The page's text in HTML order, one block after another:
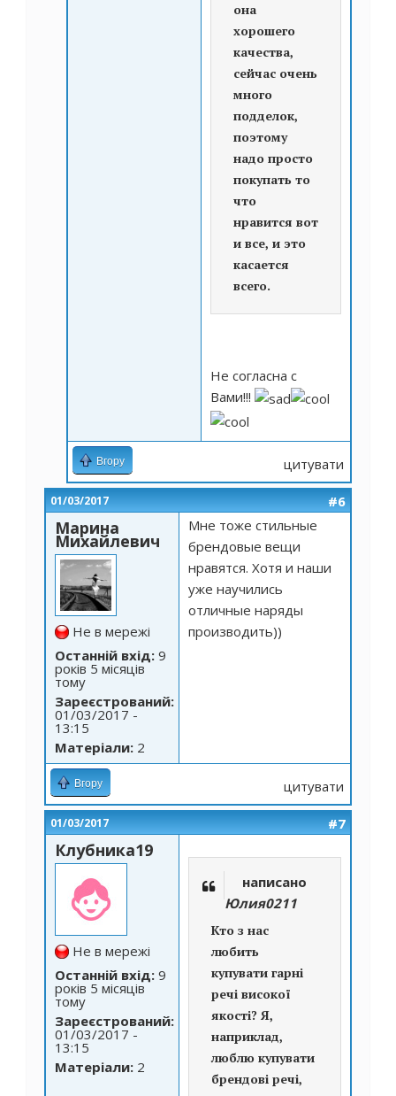
она
хорошего
качества,
сейчас очень
много
подделок,
поэтому
надо просто
покупать то
что
нравится вот
и все, и это
касается
всего.
Не согласна с
Вами!!!
Вгору цитувати
01/03/2017 #6
Марина
Михайлевич
Не в мережі
Останній вхід: 9
років 5 місяців
тому
Зареєстрований:
01/03/2017 -
13:15
Матеріали: 2
Мне тоже стильные
брендовые вещи
нравятся. Хотя и наши
уже научились
отличные наряды
производить))
Вгору цитувати
01/03/2017 #7
Клубника19
Не в мережі
Останній вхід: 9
років 5 місяців
тому
Зареєстрований:
01/03/2017 -
13:15
Матеріали: 2
написано
Юлия0211
Кто з нас
любить
купувати гарні
речі високої
якості? Я,
наприклад,
люблю купувати
брендові речі,